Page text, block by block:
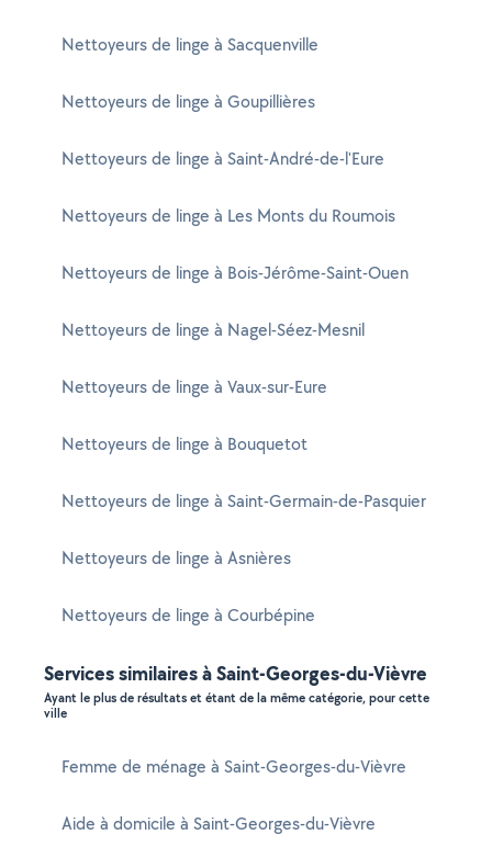
Nettoyeurs de linge à Sacquenville
Nettoyeurs de linge à Goupillières
Nettoyeurs de linge à Saint-André-de-l'Eure
Nettoyeurs de linge à Les Monts du Roumois
Nettoyeurs de linge à Bois-Jérôme-Saint-Ouen
Nettoyeurs de linge à Nagel-Séez-Mesnil
Nettoyeurs de linge à Vaux-sur-Eure
Nettoyeurs de linge à Bouquetot
Nettoyeurs de linge à Saint-Germain-de-Pasquier
Nettoyeurs de linge à Asnières
Nettoyeurs de linge à Courbépine
Services similaires à Saint-Georges-du-Vièvre
Ayant le plus de résultats et étant de la même catégorie, pour cette
ville
Femme de ménage à Saint-Georges-du-Vièvre
Aide à domicile à Saint-Georges-du-Vièvre